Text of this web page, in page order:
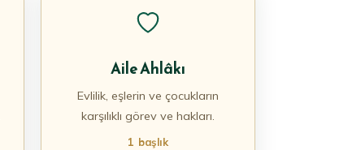
Aile Ahlâkı
Evlilik, eşlerin ve çocukların
karşılıklı görev ve hakları.
1 başlık